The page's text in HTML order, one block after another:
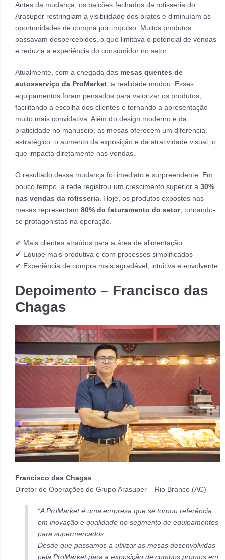
Antes da mudança, os balcões fechados da rotisseria do
Arasuper restringiam a visibilidade dos pratos e diminuíam as
oportunidades de compra por impulso. Muitos produtos
passavam despercebidos, o que limitava o potencial de vendas
e reduzia a experiência do consumidor no setor.
Atualmente, com a chegada das mesas quentes de
autosserviço da ProMarket, a realidade mudou. Esses
equipamentos foram pensados para valorizar os produtos,
facilitando a escolha dos clientes e tornando a apresentação
muito mais convidativa. Além do design moderno e da
praticidade no manuseio, as mesas oferecem um diferencial
estratégico: o aumento da exposição e da atratividade visual, o
que impacta diretamente nas vendas.
O resultado dessa mudança foi imediato e surpreendente. Em
pouco tempo, a rede registrou um crescimento superior a 30%
nas vendas da rotisseria. Hoje, os produtos expostos nas
mesas representam 80% do faturamento do setor, tornando-
se protagonistas na operação.
✔ Mais clientes atraídos para a área de alimentação
✔ Equipe mais produtiva e com processos simplificados
✔ Experiência de compra mais agradável, intuitiva e envolvente
Depoimento – Francisco das
Chagas
Francisco das Chagas
Diretor de Operações do Grupo Arasuper – Rio Branco (AC)
“A ProMarket é uma empresa que se tornou referência
em inovação e qualidade no segmento de equipamentos
para supermercados.
Desde que passamos a utilizar as mesas desenvolvidas
pela ProMarket para a exposição de combos prontos em